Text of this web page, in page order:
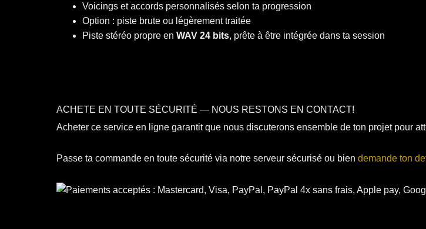
Voicings et accords personnalisés selon ta progression
Option : piste brute ou légèrement traitée
Piste stéréo propre en WAV 24 bits, prête à être intégrée dans ta session
ACHETE EN TOUTE SÉCURITÉ — NOUS RESTONS EN CONTACT!
Acheter ce service en ligne garantit que nous discuterons ensemble de ton projet pour
Passe ta commande en toute sécurité via notre serveur sécurisé ou bien demande ton